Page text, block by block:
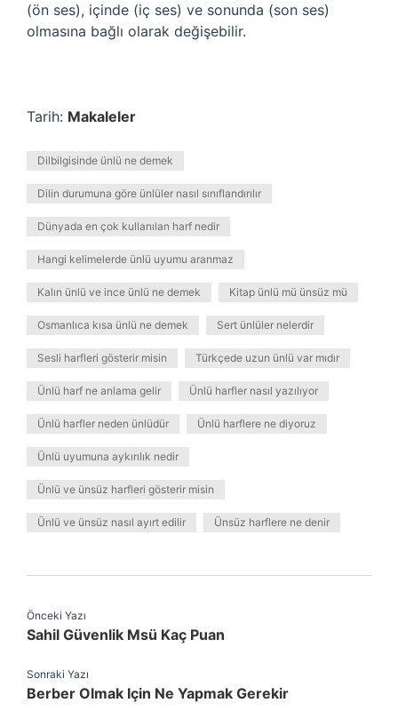
(ön ses), içinde (iç ses) ve sonunda (son ses)
olmasına bağlı olarak değişebilir.
Tarih: Makaleler
Dilbilgisinde ünlü ne demek
Dilin durumuna göre ünlüler nasıl sınıflandırılır
Dünyada en çok kullanılan harf nedir
Hangi kelimelerde ünlü uyumu aranmaz
Kalın ünlü ve ince ünlü ne demek Kitap ünlü mü ünsüz mü
Osmanlıca kısa ünlü ne demek Sert ünlüler nelerdir
Sesli harfleri gösterir misin Türkçede uzun ünlü var mıdır
Ünlü harf ne anlama gelir Ünlü harfler nasıl yazılıyor
Ünlü harfler neden ünlüdür Ünlü harflere ne diyoruz
Ünlü uyumuna aykırılık nedir
Ünlü ve ünsüz harfleri gösterir misin
Ünlü ve ünsüz nasıl ayırt edilir Ünsüz harflere ne denir
Önceki Yazı
Sahil Güvenlik Msü Kaç Puan
Sonraki Yazı
Berber Olmak Için Ne Yapmak Gerekir